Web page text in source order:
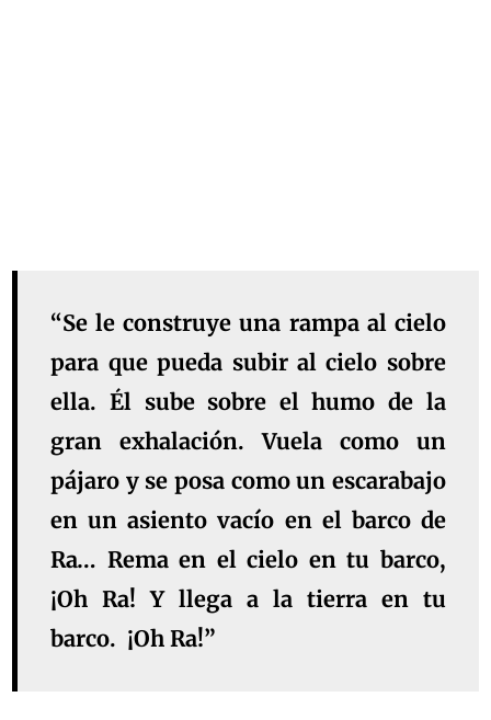
“Se le construye una rampa al cielo
para que pueda subir al cielo sobre
ella. Él sube sobre el humo de la
gran exhalación. Vuela como un
pájaro y se posa como un escarabajo
en un asiento vacío en el barco de
Ra… Rema en el cielo en tu barco,
¡Oh Ra! Y llega a la tierra en tu
barco. ¡Oh Ra!”